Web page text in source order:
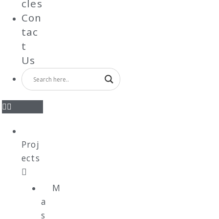
cles
Con
tac
t
Us
Proj
ects
M
a
s